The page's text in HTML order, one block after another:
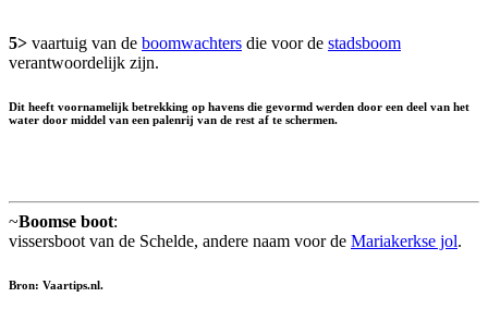
5> vaartuig van de boomwachters die voor de stadsboom
verantwoordelijk zijn.
Dit heeft voornamelijk betrekking op havens die gevormd werden door een deel van het
water door middel van een palenrij van de rest af te schermen.
~Boomse boot:
vissersboot van de Schelde, andere naam voor de Mariakerkse jol.
Bron: Vaartips.nl.